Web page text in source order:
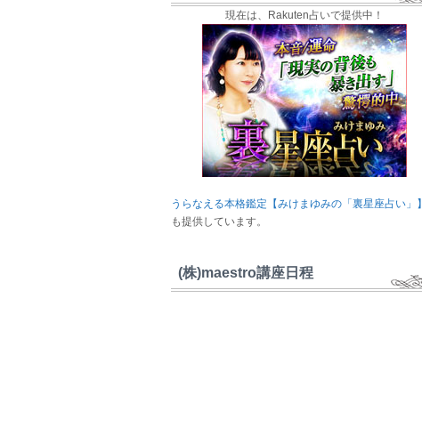
現在は、Rakuten占いで提供中！
うらなえる本格鑑定【みけまゆみの「裏星座占い」】
も提供しています。
(株)maestro講座日程